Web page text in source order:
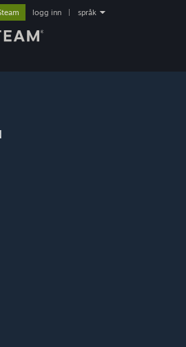
logg inn språk